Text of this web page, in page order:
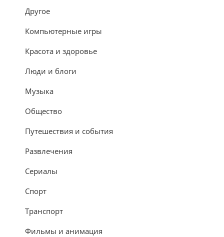
Другое
Компьютерные игры
Красота и здоровье
Люди и блоги
Музыка
Общество
Путешествия и события
Развлечения
Сериалы
Спорт
Транспорт
Фильмы и анимация